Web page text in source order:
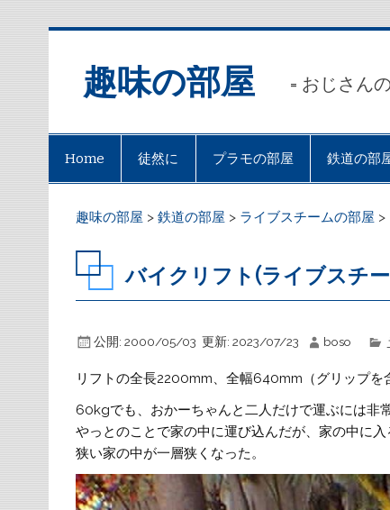
趣味の部屋 = おじさん
Home 徒然に プラモの部屋 鉄道の部
趣味の部屋 >鉄道の部屋 > ライブスチームの部屋 >
バイクリフト(ライブスチ
公開: 2000/05/03 更新: 2023/07/23 boso
リフトの全長2200mm、全幅640mm（グリップを
60kgでも、おかーちゃんと二人だけで運ぶには非
やっとのことで家の中に運び込んだが、家の中に入
狭い家の中が一層狭くなった。